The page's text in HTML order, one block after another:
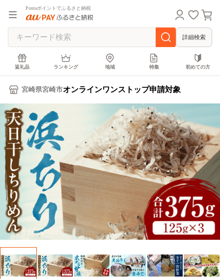
Pontaポイントでふるさと納税
詳細検索
返礼品 ランキング 地域 特集 初めての方
宮崎県宮崎市オンラインワンストップ申請対象